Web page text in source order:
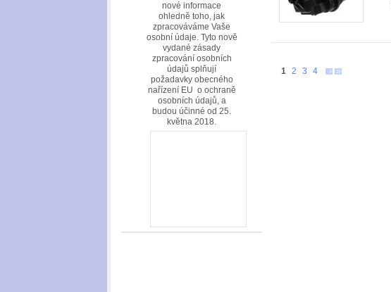
1 2 3 4
nové informace
ohledně toho, jak
zpracováváme Vaše
osobní údaje. Tyto nově
vydané zásady
zpracování osobních
údajů splňují
požadavky obecného
nařízení EU o ochraně
osobních údajů, a
budou účinné od 25.
května 2018.